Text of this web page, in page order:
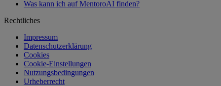
Was kann ich auf MentoroAI finden?
Rechtliches
Impressum
Datenschutzerklärung
Cookies
Cookie-Einstellungen
Nutzungsbedingungen
Urheberrecht